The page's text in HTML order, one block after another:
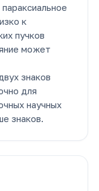
к
пучков
может
знаков
для
научных
знаков.